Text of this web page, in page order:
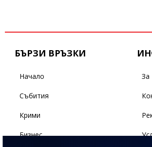
БЪРЗИ ВРЪЗКИ
Начало
Събития
Крими
Бизнес
За